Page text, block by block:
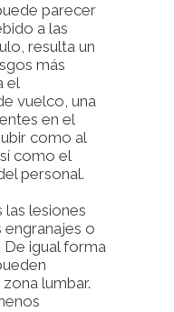
parecer
a las
resulta un
más
el
vuelco, una
en el
como al
como el
personal.
las lesiones
o
igual forma
lumbar.